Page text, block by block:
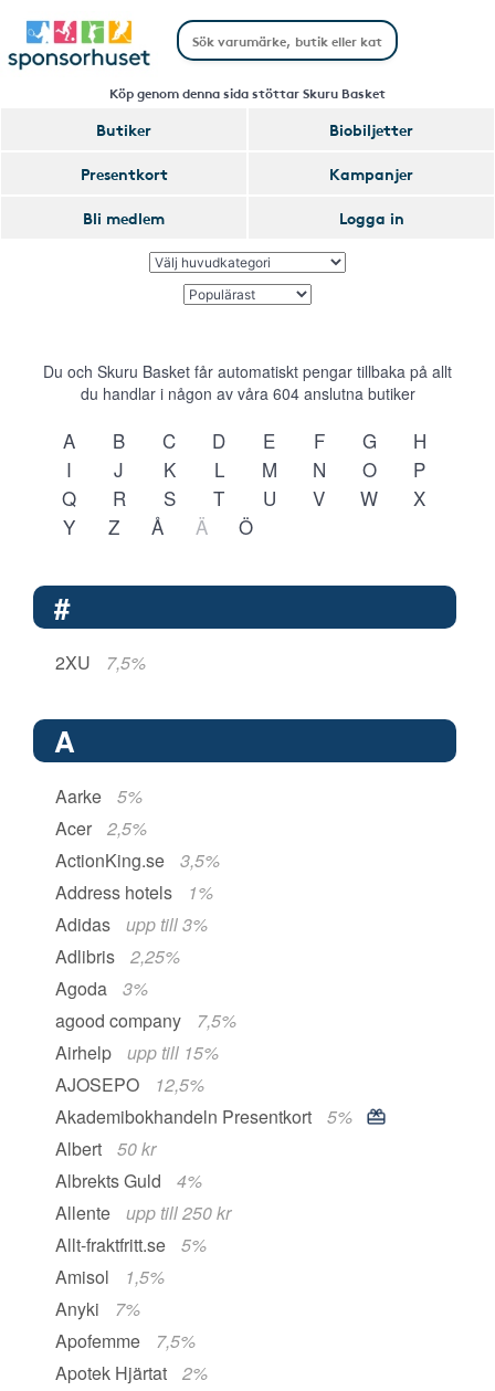
Köp genom denna sida stöttar Skuru Basket
Butiker
Biobiljetter
Presentkort
Kampanjer
Bli medlem
Logga in
Du och Skuru Basket får automatiskt pengar tillbaka på allt
du handlar i någon av våra 604anslutna butiker
A B C D E F G
H
I
J K L M N O
P
Q
R S T U V W
X
Y
Z Å Ä Ö
#
2XU 7,5%
A
Aarke
5%
Acer
2,5%
ActionKing.se
3,5%
Address hotels
1%
Adidas
upp till 3%
Adlibris
2,25%
Agoda
3%
agood company
7,5%
Airhelp
upp till 15%
AJOSEPO
12,5%
Akademibokhandeln Presentkort
5%
Albert
50 kr
Albrekts Guld
4%
Allente
upp till 250 kr
Allt-fraktfritt.se
5%
Amisol
1,5%
Anyki
7%
Apofemme
7,5%
Apotek Hjärtat
2%